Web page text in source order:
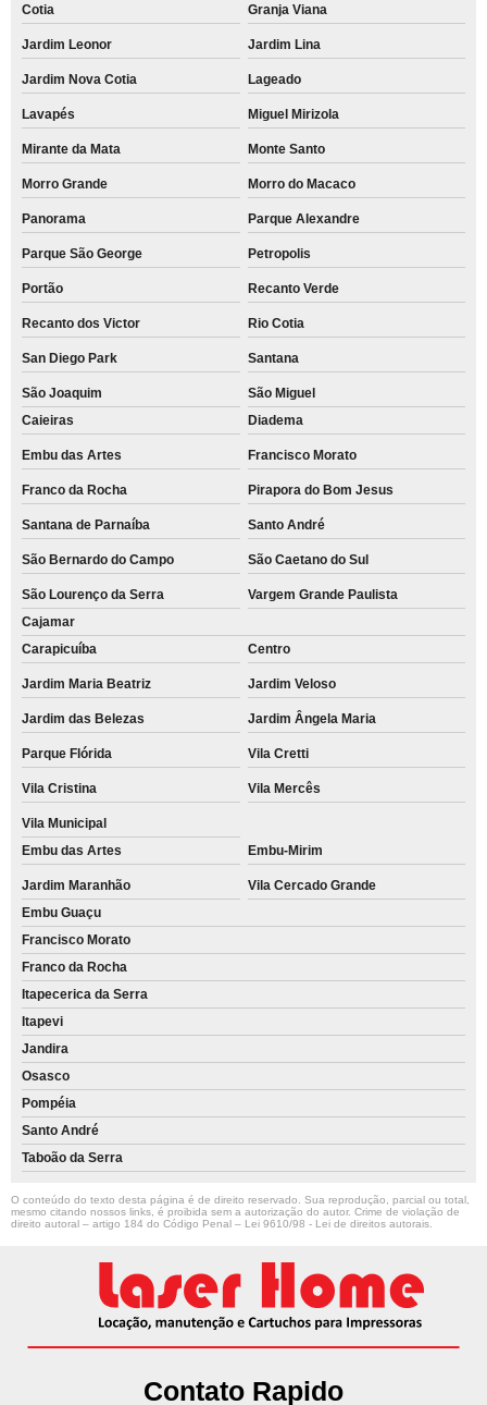
Cotia Granja Viana
Jardim Leonor Jardim Lina
Jardim Nova Cotia Lageado
Lavapés Miguel Mirizola
Mirante da Mata Monte Santo
Morro Grande Morro do Macaco
Panorama Parque Alexandre
Parque São George Petropolis
Portão Recanto Verde
Recanto dos Victor Rio Cotia
San Diego Park Santana
São Joaquim
São Miguel
Caieiras
Diadema
Embu das Artes Francisco Morato
Franco da Rocha Pirapora do Bom Jesus
Santana de Parnaíba Santo André
São Bernardo do Campo São Caetano do Sul
São Lourenço da Serra
Vargem Grande Paulista
Cajamar
Carapicuíba
Centro
Jardim Maria Beatriz Jardim Veloso
Jardim das Belezas Jardim Ângela Maria
Parque Flórida Vila Cretti
Vila Cristina Vila Mercês
Vila Municipal
Embu das Artes
Embu-Mirim
Jardim Maranhão
Vila Cercado Grande
Embu Guaçu
Francisco Morato
Franco da Rocha
Itapecerica da Serra
Itapevi
Jandira
Osasco
Pompéia
Santo André
Taboão da Serra
O conteúdo do texto desta página é de direito reservado. Sua reprodução, parcial ou total,
mesmo citando nossos links, é proibida sem a autorização do autor. Crime de violação de
direito autoral – artigo 184 do Código Penal – Lei 9610/98 - Lei de direitos autorais
Contato Rapido